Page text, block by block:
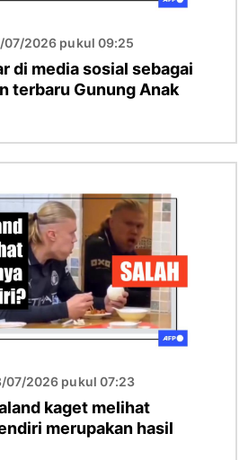
07/2026 pukul 09:25
di media sosial sebagai
terbaru Gunung Anak
07/2026 pukul 07:23
kaget melihat
merupakan hasil